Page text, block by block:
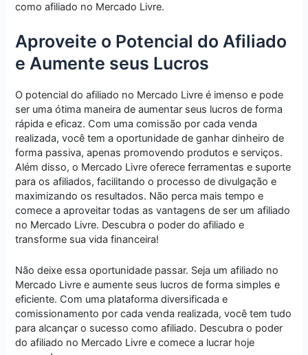
como afiliado no Mercado Livre.
Aproveite o Potencial do Afiliado
e Aumente seus Lucros
O potencial do afiliado no Mercado Livre é imenso e pode
ser uma ótima maneira de aumentar seus lucros de forma
rápida e eficaz. Com uma comissão por cada venda
realizada, você tem a oportunidade de ganhar dinheiro de
forma passiva, apenas promovendo produtos e serviços.
Além disso, o Mercado Livre oferece ferramentas e suporte
para os afiliados, facilitando o processo de divulgação e
maximizando os resultados. Não perca mais tempo e
comece a aproveitar todas as vantagens de ser um afiliado
no Mercado Livre. Descubra o poder do afiliado e
transforme sua vida financeira!
Não deixe essa oportunidade passar. Seja um afiliado no
Mercado Livre e aumente seus lucros de forma simples e
eficiente. Com uma plataforma diversificada e
comissionamento por cada venda realizada, você tem tudo
para alcançar o sucesso como afiliado. Descubra o poder
do afiliado no Mercado Livre e comece a lucrar hoje